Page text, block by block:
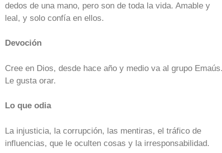
dedos de una mano, pero son de toda la vida. Amable y
leal, y solo confía en ellos.
Devoción
Cree en Dios, desde hace año y medio va al grupo
Le gusta orar.
Lo que odia
La injusticia, la corrupción, las mentiras, el tráfico de
influencias, que le oculten cosas y la irresponsabilidad.